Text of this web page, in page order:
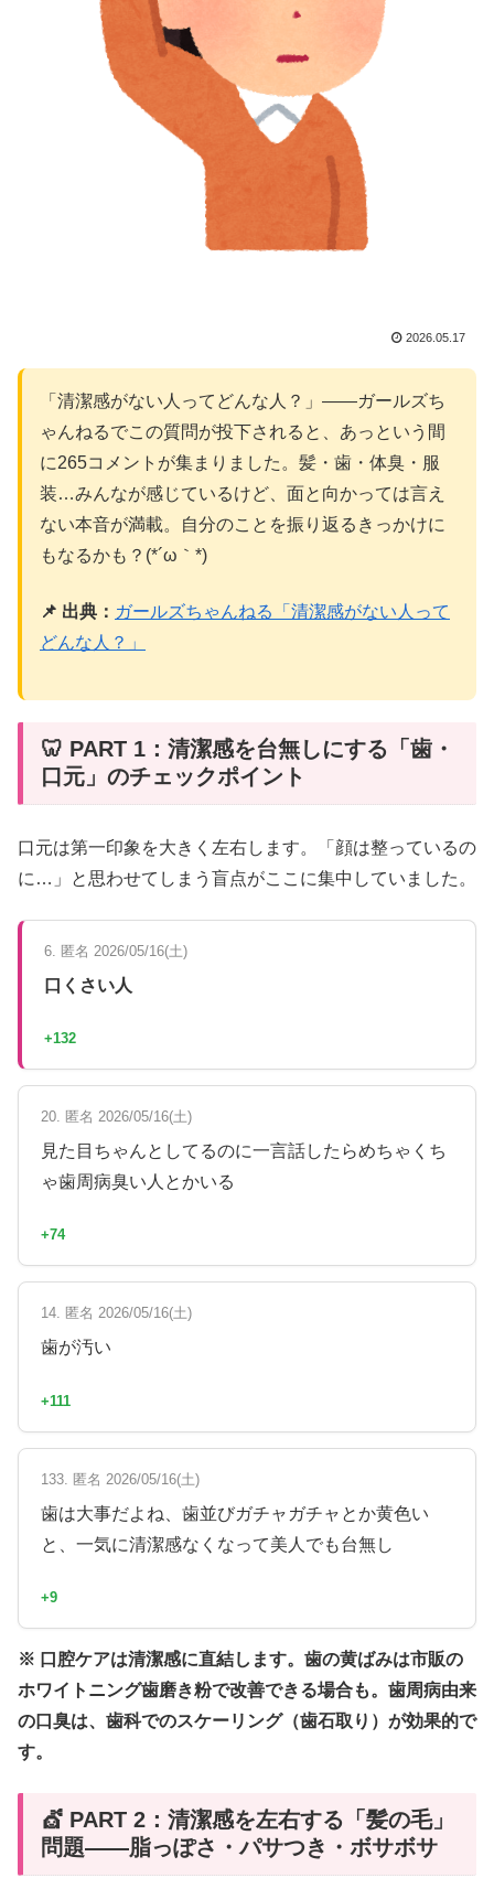
2026.05.17
「清潔感がない人ってどんな人？」——ガールズち
ゃんねるでこの質問が投下されると、あっという間
に265コメントが集まりました。髪・歯・体臭・服
装…みんなが感じているけど、面と向かっては言え
ない本音が満載。自分のことを振り返るきっかけに
もなるかも？(*´ω｀*)
📌 出典： ガールズちゃんねる「清潔感がない人って
どんな人？」
🦷 PART 1：清潔感を台無しにする「歯・
口元」のチェックポイント
口元は第一印象を大きく左右します。「顔は整っているの
に…」と思わせてしまう盲点がここに集中していました。
6. 匿名 2026/05/16(土)
口くさい人
+132
20. 匿名 2026/05/16(土)
見た目ちゃんとしてるのに一言話したらめちゃくち
ゃ歯周病臭い人とかいる
+74
14. 匿名 2026/05/16(土)
歯が汚い
+111
133. 匿名 2026/05/16(土)
歯は大事だよね、歯並びガチャガチャとか黄色い
と、一気に清潔感なくなって美人でも台無し
+9
※ 口腔ケアは清潔感に直結します。歯の黄ばみは市販の
ホワイトニング歯磨き粉で改善できる場合も。歯周病由来
の口臭は、歯科でのスケーリング（歯石取り）が効果的で
す。
💇 PART 2：清潔感を左右する「髪の毛」
問題——脂っぽさ・パサつき・ボサボサ